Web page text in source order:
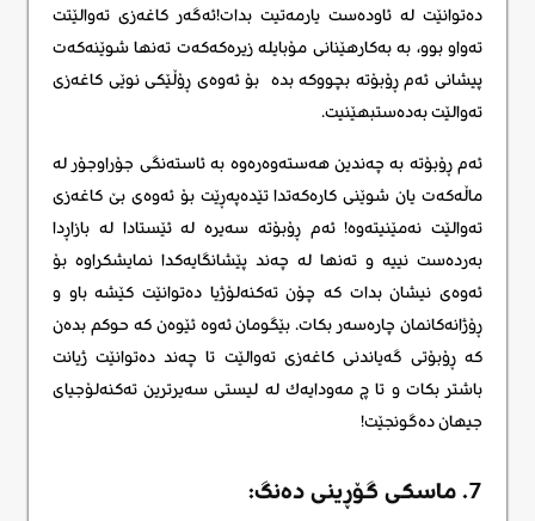
دەتوانێت له ئاودەست یارمەتیت بدات!ئەگەر کاغەزی تەوالێتت
تەواو بوو، بە بەکارهێنانی مۆبایلە زیرەکەکەت تەنها شوێنەکەت
پیشانی ئەم ڕۆبۆتە بچووکە بدە بۆ ئەوەی ڕۆڵێکی نوێی کاغەزی
تەوالێت بەدەستبهێنیت.
ئەم ڕۆبۆتە بە چەندین هەستەوەرەوە بە ئاستەنگی جۆراوجۆر لە
ماڵەکەت یان شوێنی کارەکەتدا تێدەپەڕێت بۆ ئەوەی بێ کاغەزی
تەوالێت نەمێنیتەوە! ئەم ڕۆبۆتە سەیرە لە ئێستادا لە بازاڕدا
بەردەست نییە و تەنها لە چەند پێشانگایەکدا نمایشکراوە بۆ
ئەوەی نیشان بدات کە چۆن تەکنەلۆژیا دەتوانێت کێشە باو و
ڕۆژانەکانمان چارەسەر بکات. بێگومان ئەوە ئێوەن کە حوکم بدەن
کە ڕۆبۆتی گەیاندنی کاغەزی تەوالێت تا چەند دەتوانێت ژیانت
باشتر بکات و تا چ مەودایەك لە لیستی سەیرترین تەکنەلۆجیای
جیهان دەگونجێت!
7. ماسکی گۆڕینی دەنگ: